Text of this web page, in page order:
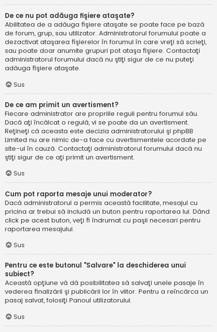
De ce nu pot adăuga fişiere ataşate?
Abilitatea de a adăuga fişiere ataşate se poate face pe bază
de forum, grup, sau utilizator. Administratorul forumului poate a
dezactivat ataşarea fişierelor în forumul în care vreţi să scrieţi,
sau poate doar anumite grupuri pot ataşa fişiere. Contactaţi
administratorul forumului dacă nu ştiţi sigur de ce nu puteţi
adăuga fişiere ataşate.
Sus
De ce am primit un avertisment?
Fiecare administrator are propriile reguli pentru forumul său.
Dacă aţi încălcat o regulă, vi se poate da un avertisment.
Reţineţi că aceasta este decizia administratorului şi phpBB
Limited nu are nimic de-a face cu avertismentele acordate pe
site-ul în cauză. Contactaţi administratorul forumului dacă nu
ştiţi sigur de ce aţi primit un avertisment.
Sus
Cum pot raporta mesaje unui moderator?
Dacă administratorul a permis această facilitate, mesajul cu
pricina ar trebui să includă un buton pentru raportarea lui. Dând
click pe acest buton, veţi fi îndrumat cu paşii necesari pentru
raportarea mesajului.
Sus
Pentru ce este butonul "Salvare" la deschiderea unui
subiect?
Această opţiune vă dă posibilitatea să salvaţi unele pasaje în
vederea finalizării şi publicării lor în viitor. Pentru a reîncărca un
pasaj salvat, folosiţi Panoul utilizatorului.
Sus